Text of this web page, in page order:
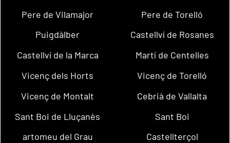
Pere de Vilamajor
Pere de Torelló
Puigdàlber
Castellví de Rosanes
Castellví de la Marca
Martí de Centelles
Vicenç dels Horts
Vicenç de Torelló
Vicenç de Montalt
Cebrià de Vallalta
Sant Boi de Lluçanès
Sant Boi
artomeu del Grau
Castellterçol